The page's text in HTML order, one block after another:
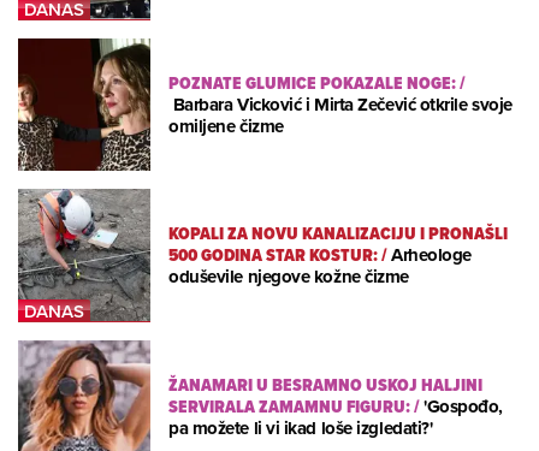
POZNATE GLUMICE POKAZALE NOGE:/
Barbara Vicković i Mirta Zečević otkrile svoje
omiljene čizme
KOPALI ZA NOVU KANALIZACIJU I PRONAŠLI
500 GODINA STAR KOSTUR:/Arheologe
oduševile njegove kožne čizme
ŽANAMARI U BESRAMNO USKOJ HALJINI
SERVIRALA ZAMAMNU FIGURU:/'Gospođo,
pa možete li vi ikad loše izgledati?'